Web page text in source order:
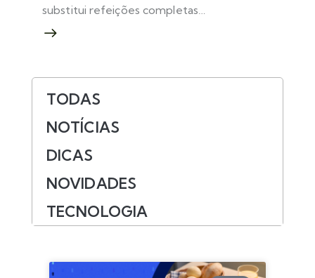
substitui refeições completas…
TODAS
NOTÍCIAS
DICAS
NOVIDADES
TECNOLOGIA